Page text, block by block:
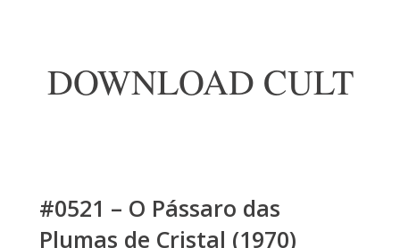
DOWNLOAD CULT
#0521 – O Pássaro das
Plumas de Cristal (1970)